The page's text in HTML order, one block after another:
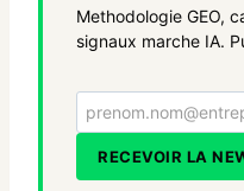
Methodologie GEO,
signaux marche IA.
Votre email
RECEVOIR LA